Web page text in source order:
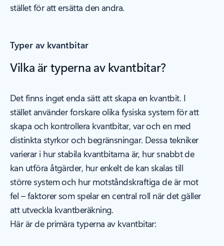
stället för att ersätta den andra.
Typer av kvantbitar
Vilka är typerna av kvantbitar?
Det finns inget enda sätt att skapa en kvantbit. I
stället använder forskare olika fysiska system för att
skapa och kontrollera kvantbitar, var och en med
distinkta styrkor och begränsningar. Dessa tekniker
varierar i hur stabila kvantbitarna är, hur snabbt de
kan utföra åtgärder, hur enkelt de kan skalas till
större system och hur motståndskraftiga de är mot
fel – faktorer som spelar en central roll när det gäller
att utveckla kvantberäkning.
Här är de primära typerna av kvantbitar: